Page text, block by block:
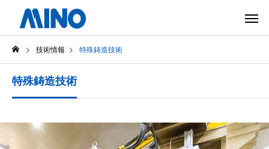
技術情報 特殊鋳造技術
特殊鋳造技術